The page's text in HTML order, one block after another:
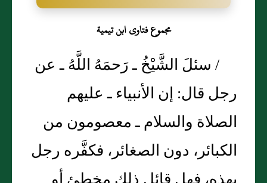
مجموع فتاوى ابن تيمية
/ سئلَ الشَّيْخُ ـ رَحمَهُ اللَّهُ ـ عن
رجل قال‏:‏ إن الأنبياء ـ عليهم
الصلاة والسلام ـ معصومون من
الكبائر، دون الصغائر، فكفَّره رجل